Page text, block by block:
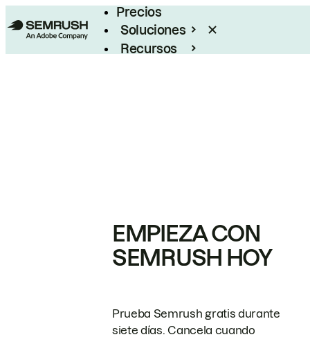
Precios
Soluciones
Recursos
EMPIEZA CON
SEMRUSH HOY
Prueba Semrush gratis durante
siete días. Cancela cuando